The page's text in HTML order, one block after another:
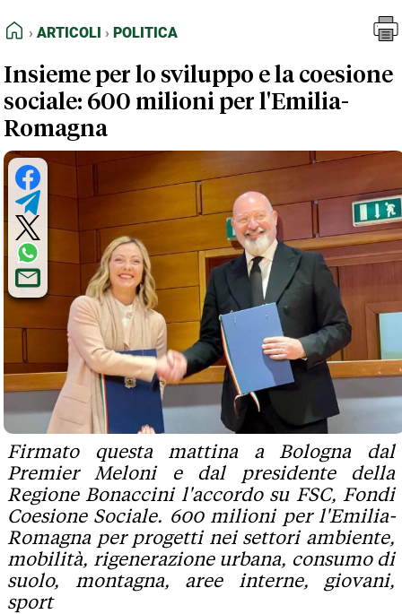
FEED RSS
NORMATIVE DEONTOLOGICHE
TERMINI e CONDIZIONI
HOME
ARTICOLI POLITICA
Insieme per lo sviluppo e la coesione
sociale: 600 milioni per l'Emilia-
Romagna
Firmato questa mattina a Bologna dal
Premier Meloni e dal presidente della
Regione Bonaccini l'accordo su FSC, Fondi
Coesione Sociale. 600 milioni per l'Emilia-
Romagna per progetti nei settori ambiente,
mobilità, rigenerazione urbana, consumo di
suolo, montagna, aree interne, giovani,
sport